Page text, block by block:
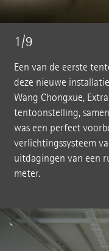
1/9
Een van de eerste
deze nieuwe
Wang Chongxue,
tentoonstelling,
was een perfect
verlichtingssysteem
uitdagingen van een
meter.